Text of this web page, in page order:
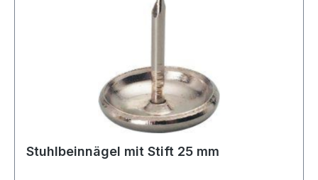
Stuhlbeinnägel mit Stift 25 mm